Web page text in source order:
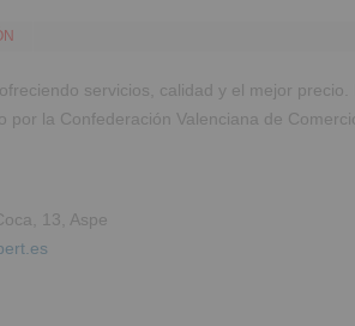
servicios, calidad y el mejor
por la Confederación Valenciana de
13, Aspe